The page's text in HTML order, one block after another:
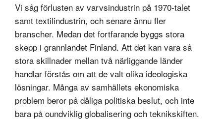
Vi såg förlusten av varvsindustrin på 1970-talet
samt textilindustrin, och senare ännu fler
branscher. Medan det fortfarande byggs stora
skepp i grannlandet Finland. Att det kan vara så
stora skillnader mellan två närliggande länder
handlar förstås om att de valt olika ideologiska
lösningar. Många av samhällets ekonomiska
problem beror på dåliga politiska beslut, och inte
bara på oundviklig globalisering och teknikskiften.